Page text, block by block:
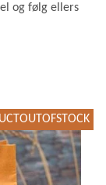
og følg ellers